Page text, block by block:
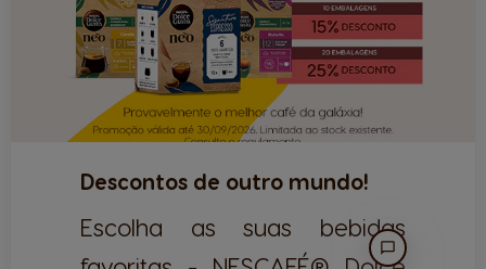
Descontos de outro mundo!
Escolha as suas bebidas